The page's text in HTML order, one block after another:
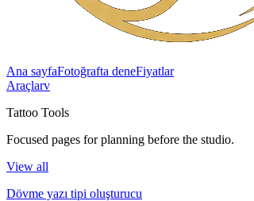
Ana sayfaFotoğrafta deneFiyatlar
Araçlarv
Tattoo Tools
Focused pages for planning before the studio.
View all
Dövme yazı tipi oluşturucu